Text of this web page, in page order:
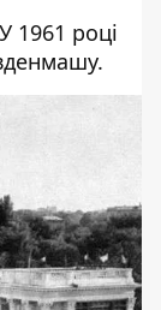
1961 році